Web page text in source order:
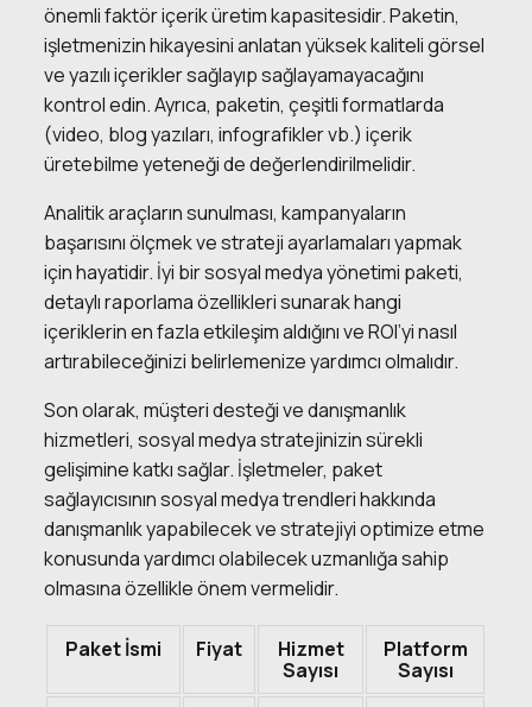
önemli faktör içerik üretim kapasitesidir. Paketin,
işletmenizin hikayesini anlatan yüksek kaliteli görsel
ve yazılı içerikler sağlayıp sağlayamayacağını
kontrol edin. Ayrıca, paketin, çeşitli formatlarda
(video, blog yazıları, infografikler vb.) içerik
üretebilme yeteneği de değerlendirilmelidir.
Analitik araçların sunulması, kampanyaların
başarısını ölçmek ve strateji ayarlamaları yapmak
için hayatidir. İyi bir sosyal medya yönetimi paketi,
detaylı raporlama özellikleri sunarak hangi
içeriklerin en fazla etkileşim aldığını ve ROI’yi nasıl
artırabileceğinizi belirlemenize yardımcı olmalıdır.
Son olarak, müşteri desteği ve danışmanlık
hizmetleri, sosyal medya stratejinizin sürekli
gelişimine katkı sağlar. İşletmeler, paket
sağlayıcısının sosyal medya trendleri hakkında
danışmanlık yapabilecek ve stratejiyi optimize etme
konusunda yardımcı olabilecek uzmanlığa sahip
olmasına özellikle önem vermelidir.
Paket İsmi Fiyat
Hizmet
Sayısı
Platform
Sayısı